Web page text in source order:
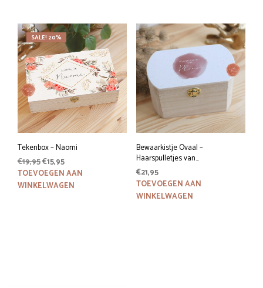
SALE! 20%
Tekenbox – Naomi
€19,95Oorspronkelijke
prijs
was:
€15,95Huidige
prijs
is:
TOEVOEGEN AAN
WINKELWAGEN
Bewaarkistje Ovaal –
Haarspulletjes van…
€21,95
TOEVOEGEN AAN
WINKELWAGEN